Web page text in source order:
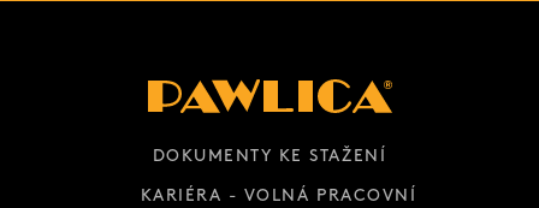
DOKUMENTY KE STAŽENÍ
KARIÉRA - VOLNÁ PRACOVNÍ